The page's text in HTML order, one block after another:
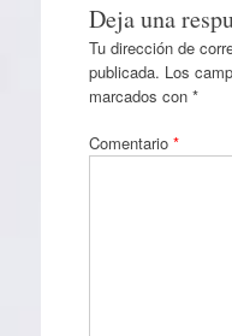
Deja una
Tu dirección de
publicada. Los
marcados con *
Comentario *